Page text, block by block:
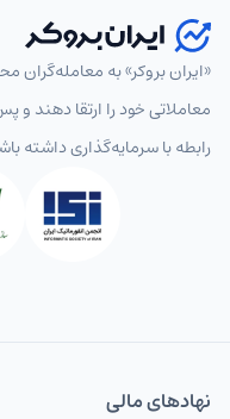
«ایران بروکر» به معامله‌گران
معاملاتی خود را ارتقا دهند
رابطه با سرمایه‌گذاری داشته
نهاد‌های مالی